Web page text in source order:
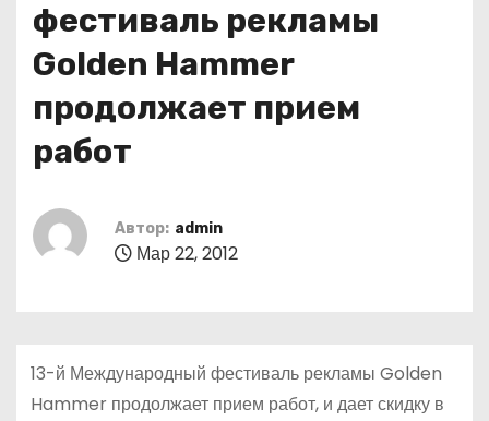
фестиваль рекламы
Golden Hammer
продолжает прием
работ
Автор: admin
Мар 22, 2012
13-й Международный фестиваль рекламы Golden
Hammer продолжает прием работ, и дает скидку в